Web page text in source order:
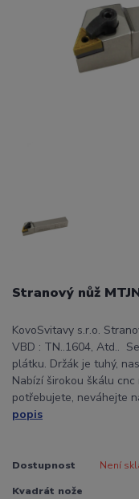
Stranový nůž
KovoSvitavy s.r.o.
VBD : TN..1604, Atd..
plátku. Držák je tuhý,
Nabízí širokou škálu
potřebujete, neváhejte
popis
Dostupnost Není
Kvadrát nože